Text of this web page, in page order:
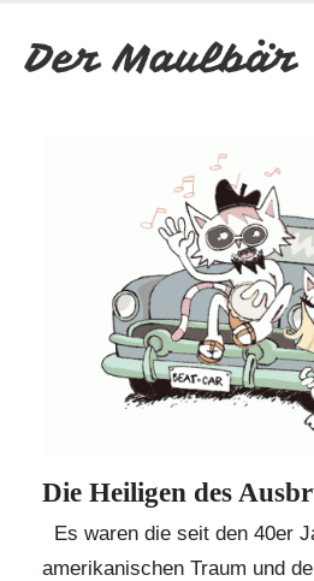
Die Heiligen des
Es waren die seit den 40er
amerikanischen Traum und